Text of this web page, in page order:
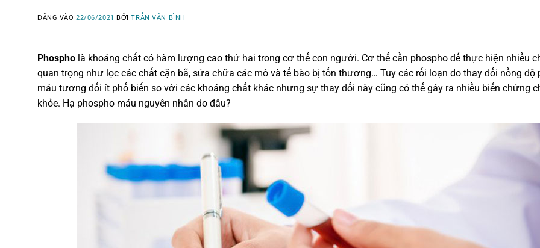
ĐĂNG VÀO22/06/2021 BỞITRẦN VĂN BÌNH
Phospho là khoáng chất có hàm lượng cao thứ hai trong cơ thể con người. Cơ thể cần phospho để thực hiện nhiều
quan trọng như lọc các chất cặn bã, sửa chữa các mô và tế bào bị tổn thương… Tuy các rối loạn do thay đổi nồng độ
máu tương đối ít phổ biến so với các khoáng chất khác nhưng sự thay đổi này cũng có thể gây ra nhiều biến chứng
khỏe. Hạ phospho máu nguyên nhân do đâu?